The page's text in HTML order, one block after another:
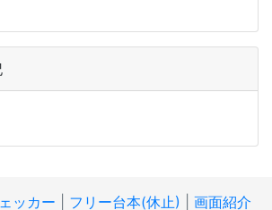
ッカー フリー台本(休止) 画面紹介